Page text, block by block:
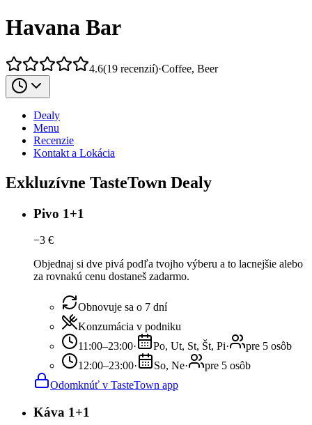
Havana Bar
4.6(19 recenzií)·Coffee, Beer
Dealy
Menu
Recenzie
Kontakt a Lokácia
Exkluzívne TasteTown Dealy
Pivo 1+1
−3 €
Objednaj si dve pivá podľa tvojho výberu a to lacnejšie alebo
za rovnakú cenu dostaneš zadarmo.
Obnovuje sa o 7 dní
Konzumácia v podniku
11:00–23:00· Po, Ut, St, Št, Pi·
pre 5 osôb
12:00–23:00· So, Ne·
pre 5 osôb
Odomknúť v TasteTown app
Káva 1+1